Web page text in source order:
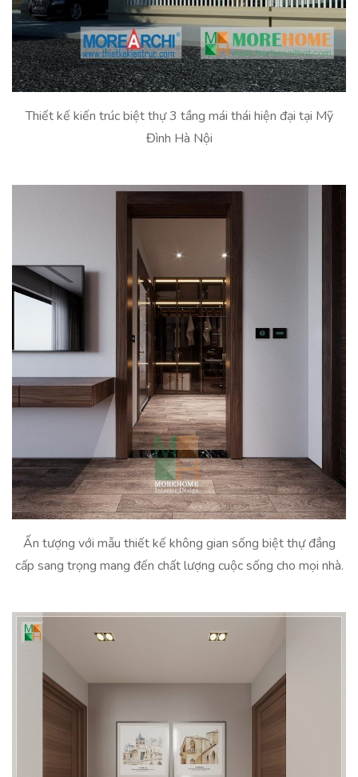
Thiết kế kiến trúc biệt thự 3 tầng mái thái hiện đại tại Mỹ
Đình Hà Nội
Ấn tượng với mẫu thiết kế không gian sống biệt thự đẳng
cấp sang trọng mang đến chất lượng cuộc sống cho mọi nhà.